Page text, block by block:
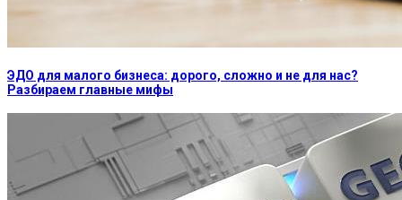
ЭДО для малого бизнеса: дорого, сложно и не для нас?
Разбираем главные мифы